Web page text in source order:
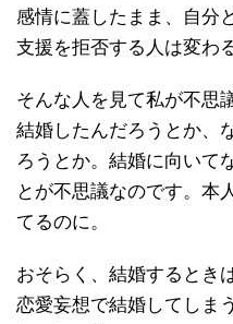
感情に蓋したまま、自分
支援を拒否する人は変わ
そんな人を見て私が不思
結婚したんだろうとか、
ろうとか。結婚に向いて
とが不思議なのです。本
てるのに。
おそらく、結婚するとき
恋愛妄想で結婚してしま